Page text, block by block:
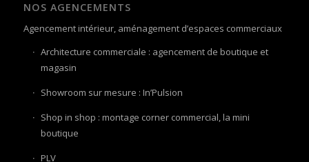
NOS AGENCEMENTS
Agencement intérieur, aménagement d’espaces commerciaux
Architecture commerciale : agencement de boutique et
magasin
Showroom sur mesure : In’Pulsion
Shop in shop : montage corner commercial, la mini
boutique
PLV